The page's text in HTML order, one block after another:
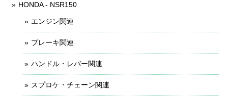
HONDA - NSR150
エンジン関連
ブレーキ関連
ハンドル・レバー関連
スプロケ・チェーン関連